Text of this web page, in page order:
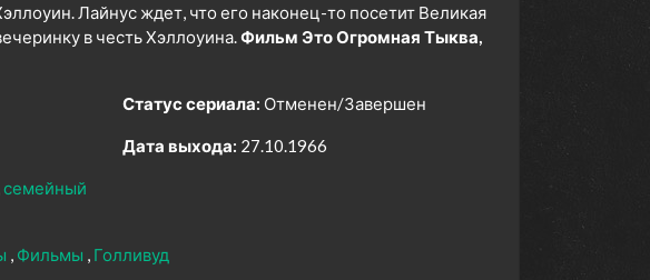
Лайнус ждет, что его наконец-то посетит Великая
в честь Хэллоуина.Фильм Это Огромная Тыква,
семейный
Статус сериала: Отменен/Завершен
Дата выхода: 27.10.1966
Фильмы Голливуд